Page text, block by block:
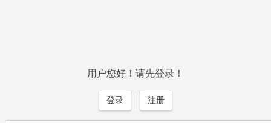
用户您好！请先登录！
登录 注册